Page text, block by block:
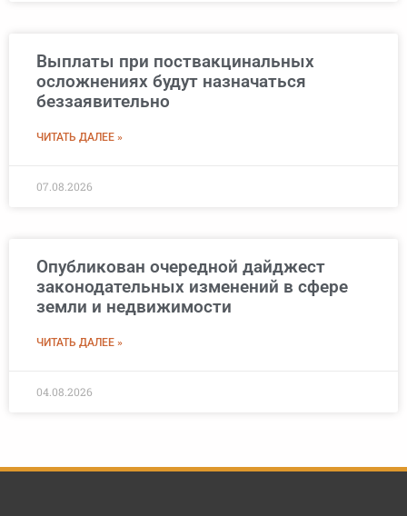
Выплаты при поствакцинальных
осложнениях будут назначаться
беззаявительно
ЧИТАТЬ ДАЛЕЕ »
07.08.2026
Опубликован очередной дайджест
законодательных изменений в сфере
земли и недвижимости
ЧИТАТЬ ДАЛЕЕ »
04.08.2026